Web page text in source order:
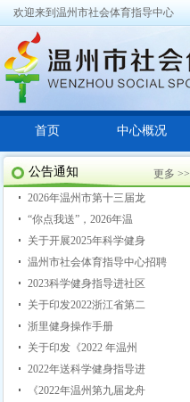
欢迎来到温州市社会体育指导中心
首页 中心概况
公告通知
更多 >>
2026年温州市第十三届龙
“你点我送”，2026年温
关于开展2025年科学健身
温州市社会体育指导中心招聘
2023科学健身指导进社区
关于印发2022浙江省第二
浙里健身操作手册
关于印发《2022 年温州
2022年送科学健身指导进
《2022年温州第九届龙舟